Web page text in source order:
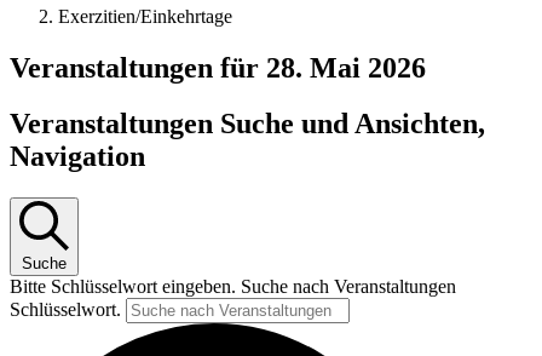
Exerzitien/Einkehrtage
Veranstaltungen für 28. Mai 2026
Veranstaltungen Suche und Ansichten,
Navigation
Suche
Bitte Schlüsselwort eingeben. Suche nach Veranstaltungen
Schlüsselwort.